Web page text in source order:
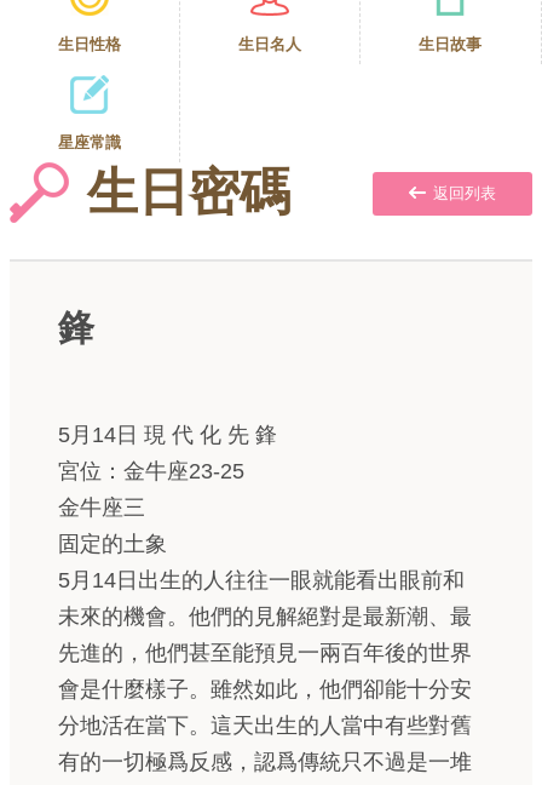
生日性格 生日名人 生日故事
星座常識
生日密碼 返回列表
鋒
5月14日 現 代 化 先 鋒
宮位：金牛座23-25
金牛座三
固定的土象
5月14日出生的人往往一眼就能看出眼前和
未來的機會。他們的見解絕對是最新潮、最
先進的，他們甚至能預見一兩百年後的世界
會是什麼樣子。雖然如此，他們卻能十分安
分地活在當下。這天出生的人當中有些對舊
有的一切極爲反感，認爲傳統只不過是一堆